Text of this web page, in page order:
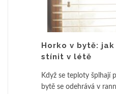
Horko v bytě:
stínit v létě
Když se teploty šplhají
bytě se odehrává v